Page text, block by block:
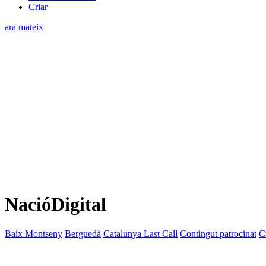
Criar
ara mateix
NacióDigital
Baix Montseny Berguedà Catalunya Last Call Contingut patrocinat